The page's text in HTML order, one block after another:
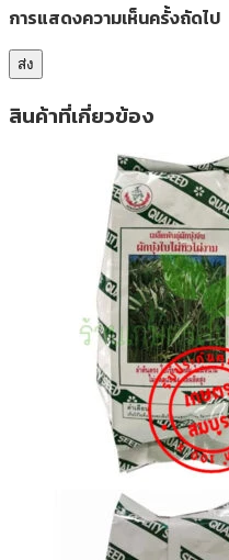
การแสดงความเห็นครั้งถัดไป
สินค้าที่เกี่ยวข้อง